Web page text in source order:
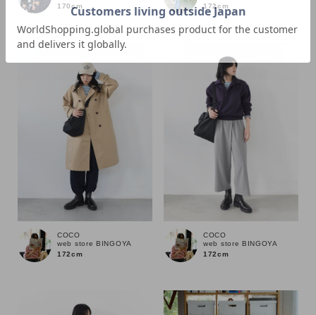
商品タイプ
通常商品 予約商品
セール価格 WEB限定
在庫
在庫あり 在庫なし含む
170cm
172cm
COCO
web store BINGOYA
172cm
COCO
web store BINGOYA
172cm